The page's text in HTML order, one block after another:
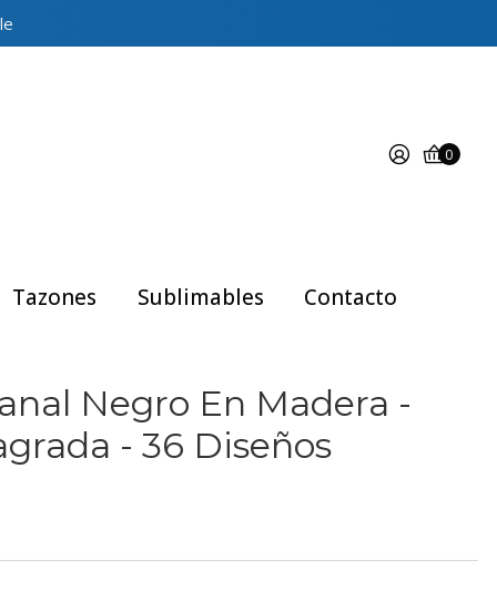
0
Tazones Sublimables Contacto
Negro En Madera -
- 36 Diseños